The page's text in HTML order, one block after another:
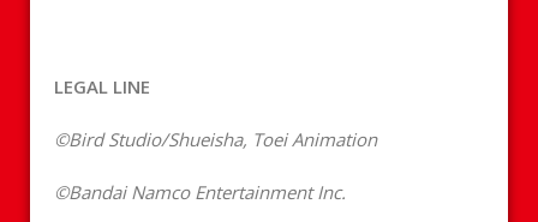
LEGAL LINE
©Bird Studio/Shueisha, Toei Animation
©Bandai Namco Entertainment Inc.